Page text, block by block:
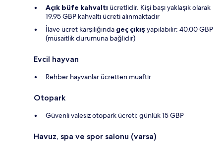
Açık büfe kahvaltı ücretlidir. Kişi başı yaklaşık olarak
19.95 GBP kahvaltı ücreti alınmaktadır
İlave ücret karşılığında geç çıkışyapılabilir: 40.00 GBP
(müsaitlik durumuna bağlıdır)
Evcil hayvan
Rehber hayvanlar ücretten muaftır
Otopark
Güvenli valesiz otopark ücreti: günlük 15 GBP
Havuz, spa ve spor salonu (varsa)